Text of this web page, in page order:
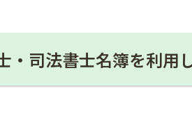
・司法書士名簿を利用